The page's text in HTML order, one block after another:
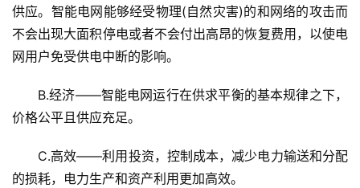
供应。智能电网能够经受物理(自然灾害)的和网络的攻击而
不会出现大面积停电或者不会付出高昂的恢复费用，以使电
网用户免受供电中断的影响。
B.经济——智能电网运行在供求平衡的基本规律之下，
价格公平且供应充足。
C.高效——利用投资，控制成本，减少电力输送和分配
的损耗，电力生产和资产利用更加高效。